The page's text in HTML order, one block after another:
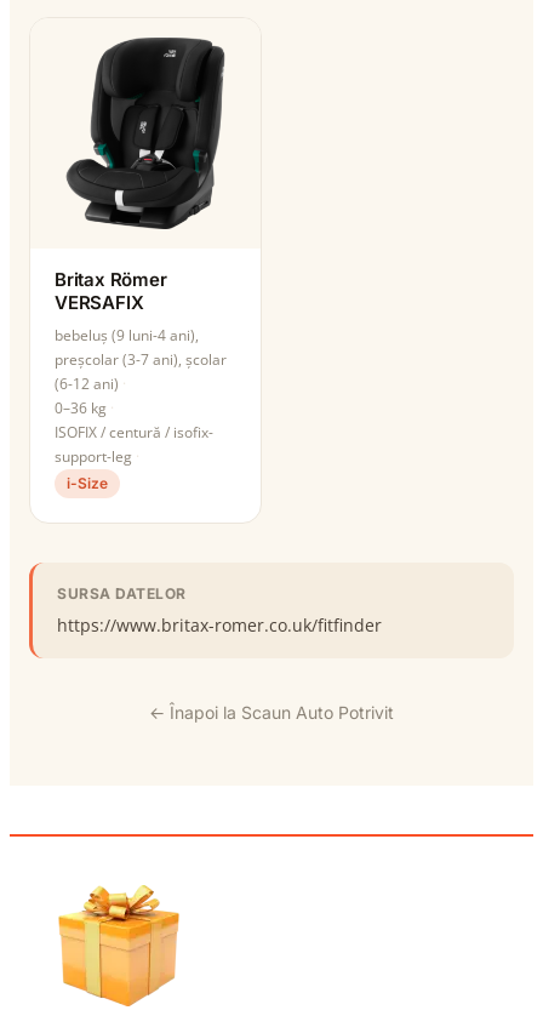
Britax Römer
VERSAFIX
bebeluș (9 luni-4 ani),
preșcolar (3-7 ani), școlar
(6-12 ani)
0–36 kg
ISOFIX / centură / isofix-
support-leg
i-Size
SURSA DATELOR
https://www.britax-romer.co.uk/fitfinder
← Înapoi la Scaun Auto Potrivit